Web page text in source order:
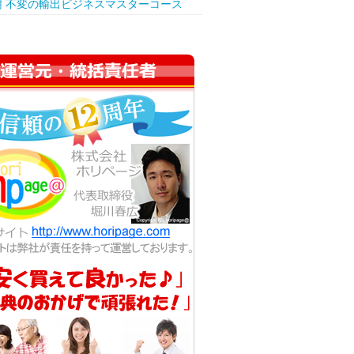
不変の輸出ビジネスマスターコース